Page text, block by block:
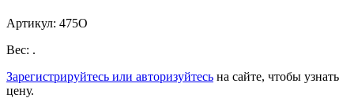
Артикул: 475O
Вес: .
Зарегистрируйтесь или авторизуйтесь на сайте, чтобы узнать
цену.